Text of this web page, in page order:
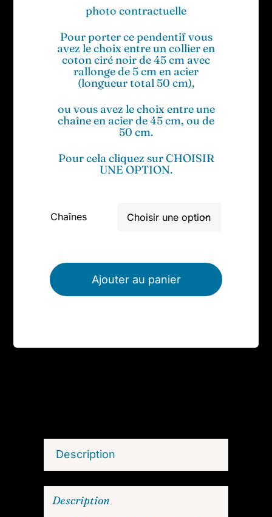
photo contractuelle
Pour porter ce pendentif vous
avez le choix entre un collier en
coton ciré noir de 45 cm avec
rallonge de 5 cm en acier
(longueur total 50 cm),
ou vous avez le choix entre une
chaîne en acier de 45 cm, ou de
50 cm.
Pour cela cliquez sur CHOISIR
UNE OPTION.
Chaînes 
Ajouter au panier
Description
Description